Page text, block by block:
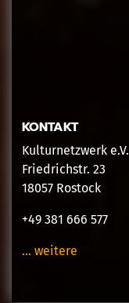
KONTAKT
Kulturnetzwerk e.V.
Friedrichstr. 23
18057 Rostock
+49 381 666 577
… weitere